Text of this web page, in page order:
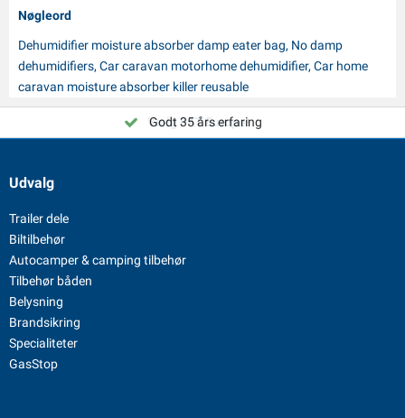
Nøgleord
Dehumidifier moisture absorber damp eater bag, No damp
dehumidifiers, Car caravan motorhome dehumidifier, Car home
caravan moisture absorber killer reusable
Vælg PAT Europe!
Godt 35 års erfaring
Udvalg
Trailer dele
Biltilbehør
Autocamper & camping tilbehør
Tilbehør båden
Belysning
Brandsikring
Specialiteter
GasStop